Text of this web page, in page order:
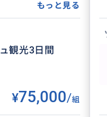
もっと見る
観光3日間
¥75,000/組